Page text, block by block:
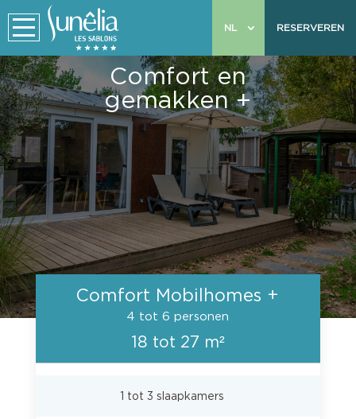
RESERVEREN
NL
Comfort en
gemakken +
Comfort Mobilhomes +
4 tot 6 personen
18 tot 27 m²
1 tot 3 slaapkamers